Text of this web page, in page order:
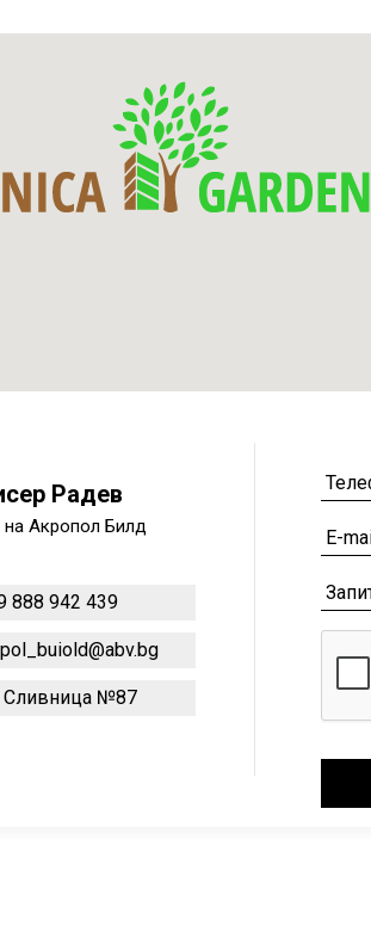
Радев
на Акропол Билд
888 942 439
Сливница №87